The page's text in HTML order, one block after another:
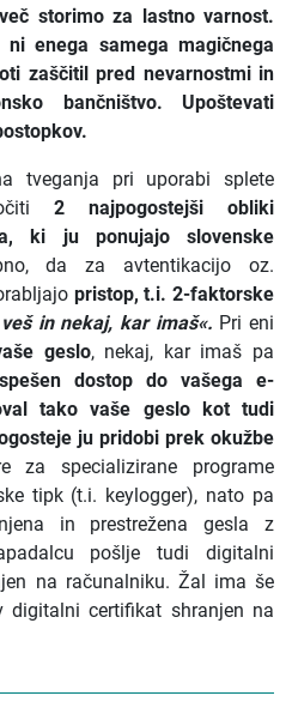
storimo za lastno varnost.
enega samega magičnega
zaščitil pred nevarnostmi in
bančništvo. Upoštevati
tveganja pri uporabi splete
2 najpogostejši obliki
ki ju ponujajo slovenske
da za avtentikacijo oz.
pristop, t.i. 2-faktorske
in nekaj, kar imaš«. Pri eni
geslo, nekaj, kar imaš pa
dostop do vašega e-
tako vaše geslo kot tudi
ju pridobi prek okužbe
za specializirane programe
tipk (t.i. keylogger), nato pa
in prestrežena gesla z
pošlje tudi digitalni
na računalniku. Žal ima še
digitalni certifikat shranjen na